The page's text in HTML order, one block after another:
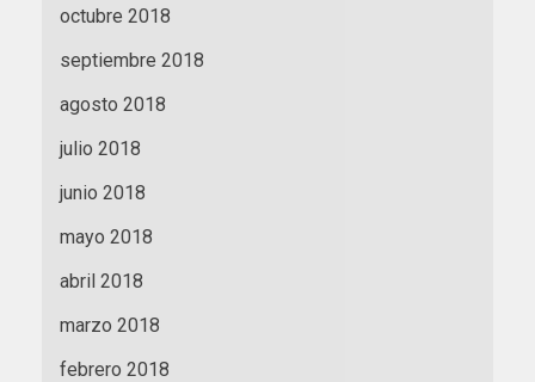
octubre 2018
septiembre 2018
agosto 2018
julio 2018
junio 2018
mayo 2018
abril 2018
marzo 2018
febrero 2018